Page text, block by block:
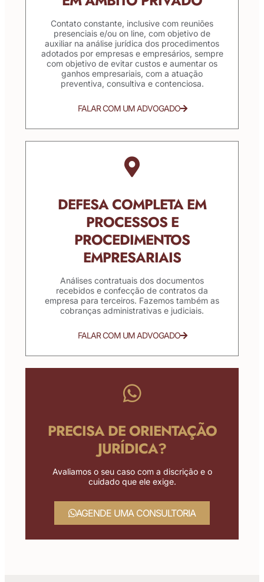
Contato constante, inclusive com reuniões
presenciais e/ou on line, com objetivo de
auxiliar na análise jurídica dos procedimentos
adotados por empresas e empresários, sempre
com objetivo de evitar custos e aumentar os
ganhos empresariais, com a atuação
preventiva, consultiva e contenciosa.
FALAR COM UM ADVOGADO
DEFESA COMPLETA EM
PROCESSOS E
PROCEDIMENTOS
EMPRESARIAIS
Análises contratuais dos documentos
recebidos e confecção de contratos da
empresa para terceiros. Fazemos também as
cobranças administrativas e judiciais.
FALAR COM UM ADVOGADO
PRECISA DE ORIENTAÇÃO
JURÍDICA?
Avaliamos o seu caso com a discrição e o
cuidado que ele exige.
AGENDE UMA CONSULTORIA